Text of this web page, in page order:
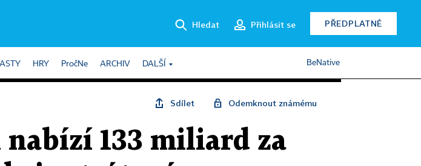
Hledat Přihlásit se PŘEDPLATNÉ
HRY PročNe ARCHIV DALŠÍ BeNative
Sdílet Odemknout známému
nabízí 133 miliard za